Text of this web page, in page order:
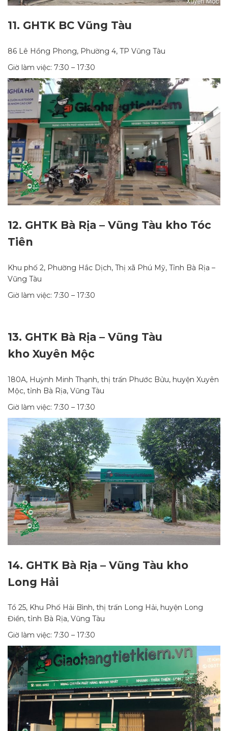
11. GHTK BC Vũng Tàu
86 Lê Hồng Phong, Phường 4, TP Vũng Tàu
Giờ làm việc: 7:30 – 17:30
12. GHTK Bà Rịa – Vũng Tàu kho Tóc
Tiên
Khu phố 2, Phường Hắc Dịch, Thị xã Phú Mỹ, Tỉnh Bà Rịa –
Vũng Tàu
Giờ làm việc: 7:30 – 17:30
13. GHTK Bà Rịa – Vũng Tàu
kho Xuyên Mộc
180A, Huỳnh Minh Thạnh, thị trấn Phước Bửu, huyện Xuyên
Mộc, tỉnh Bà Rịa, Vũng Tàu
Giờ làm việc: 7:30 – 17:30
14. GHTK Bà Rịa – Vũng Tàu kho
Long Hải
Tổ 25, Khu Phố Hải Bình, thị trấn Long Hải, huyện Long
Điền, tỉnh Bà Rịa, Vũng Tàu
Giờ làm việc: 7:30 – 17:30